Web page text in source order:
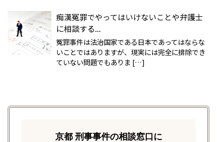
痴漢冤罪でやってはいけないことや弁護士
に相談する...
冤罪事件は法治国家である日本であってはならな
いことではありますが、現実には完全に排除でき
ていない問題でもありま […]
京都 刑事事件の相談窓口に